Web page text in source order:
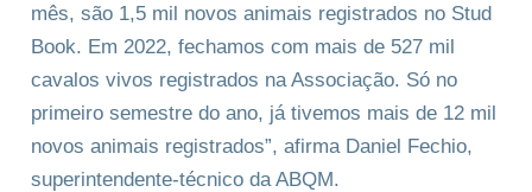
mês, são 1,5 mil novos animais registrados no Stud
Book. Em 2022, fechamos com mais de 527 mil
cavalos vivos registrados na Associação. Só no
primeiro semestre do ano, já tivemos mais de 12 mil
novos animais registrados”, afirma Daniel Fechio,
superintendente-técnico da ABQM.